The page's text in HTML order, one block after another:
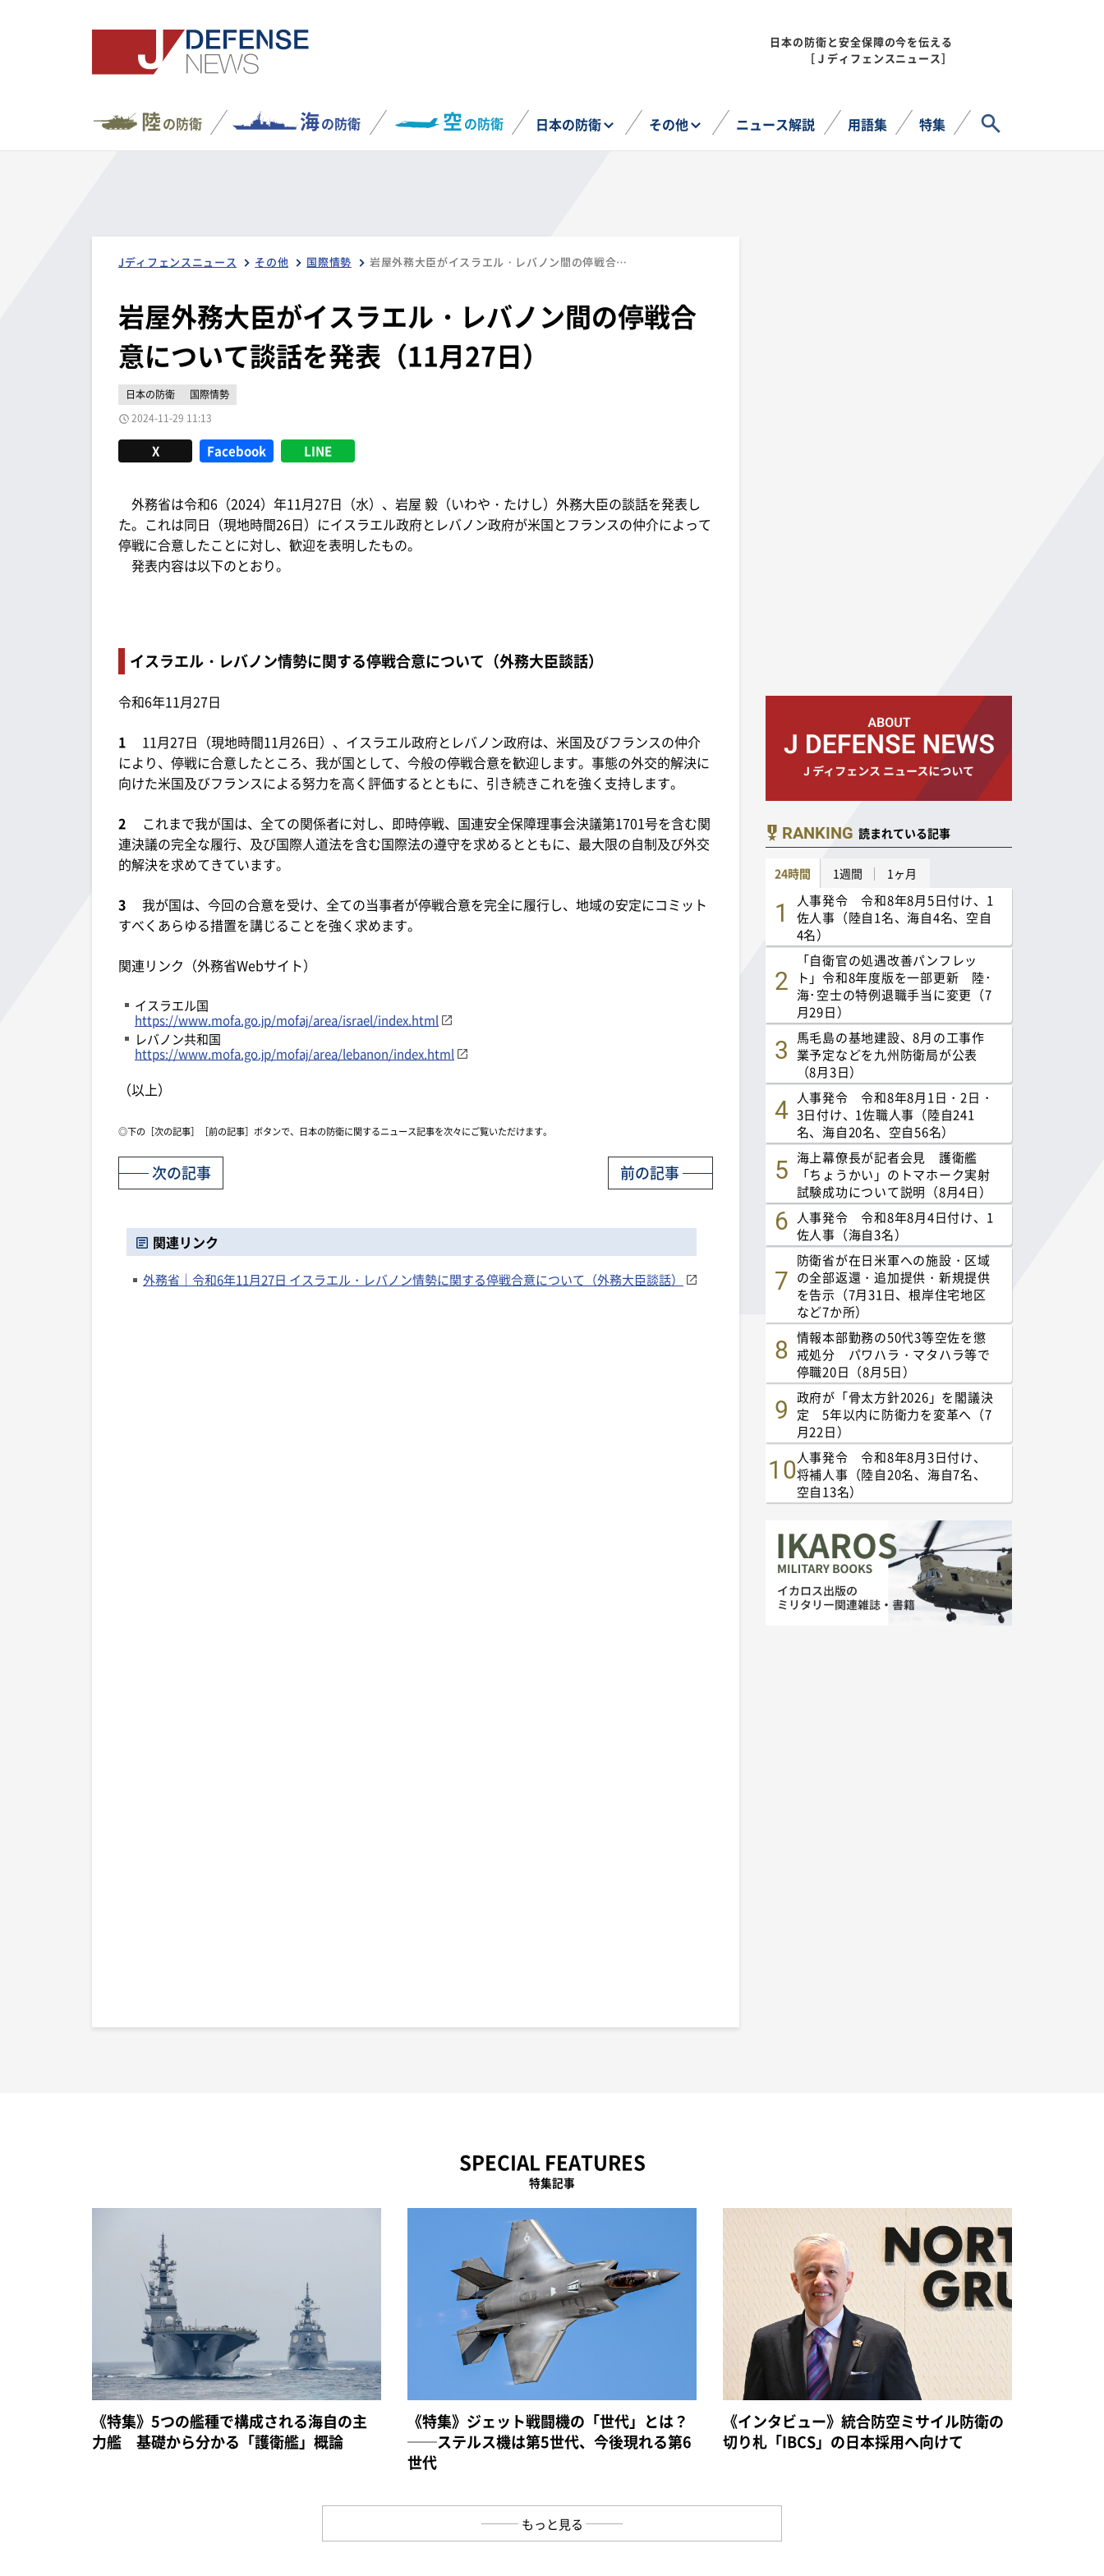
日本の防衛と安全保障の今を伝える
［Ｊディフェンスニュース］
陸の防衛 海の防衛 空の防衛 日本の防衛 その他 ニュース解説 用語集 特集
Jディフェンスニュース その他 国際情勢 岩屋外務大臣がイスラエル・レバノン間の停戦合意について談話を発表（11月27日）
岩屋外務大臣がイスラエル・レバノン間の停戦合
意について談話を発表（11月27日）
日本の防衛
国際情勢
2024-11-29 11:13
X Facebook LINE
外務省は令和6（2024）年11月27日（水）、岩屋 毅（いわや・たけし）外務大臣の談話を発表し
た。これは同日（現地時間26日）にイスラエル政府とレバノン政府が米国とフランスの仲介によって
停戦に合意したことに対し、歓迎を表明したもの。
発表内容は以下のとおり。
イスラエル・レバノン情勢に関する停戦合意について（外務大臣談話）
令和6年11月27日
1
11月27日（現地時間11月26日）、イスラエル政府とレバノン政府は、米国及びフランスの仲介
により、停戦に合意したところ、我が国として、今般の停戦合意を歓迎します。事態の外交的解決に
向けた米国及びフランスによる努力を高く評価するとともに、引き続きこれを強く支持します。
2
これまで我が国は、全ての関係者に対し、即時停戦、国連安全保障理事会決議第1701号を含む関
連決議の完全な履行、及び国際人道法を含む国際法の遵守を求めるとともに、最大限の自制及び外交
的解決を求めてきています。
3
我が国は、今回の合意を受け、全ての当事者が停戦合意を完全に履行し、地域の安定にコミット
すべくあらゆる措置を講じることを強く求めます。
関連リンク（外務省Webサイト）
イスラエル国
https://www.mofa.go.jp/mofaj/area/israel/index.html
レバノン共和国
https://www.mofa.go.jp/mofaj/area/lebanon/index.html
（以上）
◎下の［次の記事］［前の記事］ボタンで、日本の防衛に関するニュース記事を次々にご覧いただけます。
前の記事
次の記事
関連リンク
外務省｜令和6年11月27日 イスラエル・レバノン情勢に関する停戦合意について（外務大臣談話）
RANKING 読まれている記事
24時間 1週間 1ヶ月
人事発令 令和8年8月5日付け、1
佐人事（陸自1名、海自4名、空自
4名）
「自衛官の処遇改善パンフレッ
ト」令和8年度版を一部更新 陸･
海･空士の特例退職手当に変更（7
月29日）
馬毛島の基地建設、8月の工事作
業予定などを九州防衛局が公表
（8月3日）
人事発令 令和8年8月1日・2日・
3日付け、1佐職人事（陸自241
名、海自20名、空自56名）
海上幕僚長が記者会見 護衛艦
「ちょうかい」のトマホーク実射
試験成功について説明（8月4日）
人事発令 令和8年8月4日付け、1
佐人事（海自3名）
防衛省が在日米軍への施設・区域
の全部返還・追加提供・新規提供
を告示（7月31日、根岸住宅地区
など7か所）
情報本部勤務の50代3等空佐を懲
戒処分 パワハラ・マタハラ等で
停職20日（8月5日）
政府が「骨太方針2026」を閣議決
定 5年以内に防衛力を変革へ（7
月22日）
人事発令 令和8年8月3日付け、
将補人事（陸自20名、海自7名、
空自13名）
SPECIAL FEATURES
特集記事
《特集》5つの艦種で構成される海自の主
力艦 基礎から分かる「護衛艦」概論
《特集》ジェット戦闘機の「世代」とは？
──ステルス機は第5世代、今後現れる第6
世代
《インタビュー》統合防空ミサイル防衛の
切り札「IBCS」の日本採用へ向けて
もっと見る